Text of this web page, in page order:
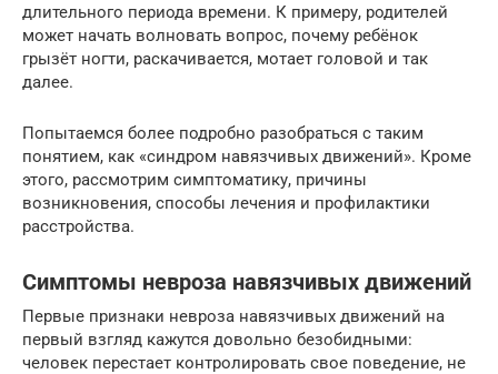
длительного периода времени. К примеру, родителей
может начать волновать вопрос, почему ребёнок
грызёт ногти, раскачивается, мотает головой и так
далее.
Попытаемся более подробно разобраться с таким
понятием, как «синдром навязчивых движений». Кроме
этого, рассмотрим симптоматику, причины
возникновения, способы лечения и профилактики
расстройства.
Симптомы невроза навязчивых движений
Первые признаки невроза навязчивых движений на
первый взгляд кажутся довольно безобидными:
человек перестает контролировать свое поведение, не